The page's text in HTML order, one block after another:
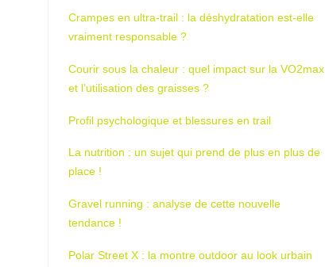
Crampes en ultra-trail : la déshydratation est-elle
vraiment responsable ?
Courir sous la chaleur : quel impact sur la VO2max
et l’utilisation des graisses ?
Profil psychologique et blessures en trail
La nutrition : un sujet qui prend de plus en plus de
place !
Gravel running : analyse de cette nouvelle
tendance !
Polar Street X : la montre outdoor au look urbain